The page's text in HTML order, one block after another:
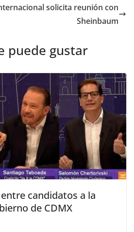
p n m
solicita reunión con
Sheinbaum
puede gustar
candidatos a la
de CDMX